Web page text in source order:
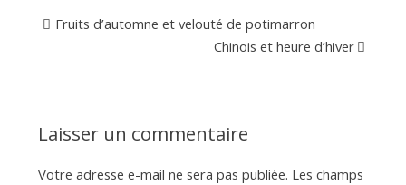
Fruits d’automne et velouté de potimarron
Chinois et heure d’hiver
Laisser un commentaire
Votre adresse e-mail ne sera pas publiée. Les champs